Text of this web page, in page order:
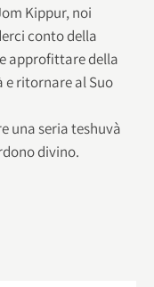
Kippur, noi
conto della
approfittare della
e ritornare al Suo
una seria teshuvà
divino.